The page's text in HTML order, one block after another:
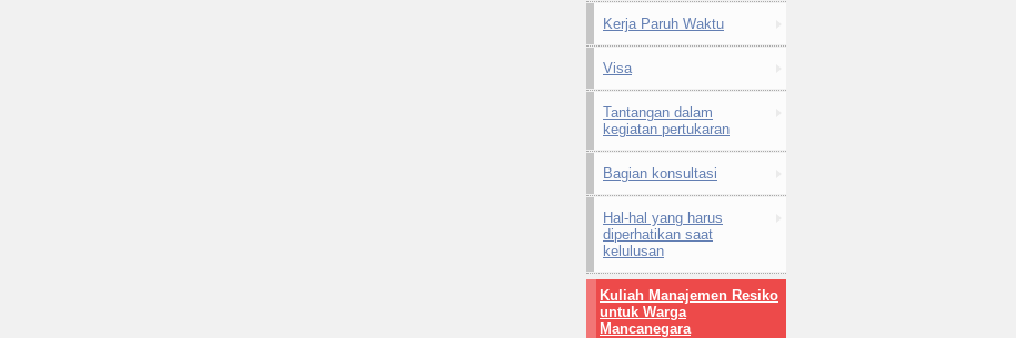
Kerja Paruh Waktu
Visa
Tantangan dalam
kegiatan pertukaran
Bagian konsultasi
Hal-hal yang harus
diperhatikan saat
kelulusan
Kuliah Manajemen Resiko
untuk Warga
Mancanegara